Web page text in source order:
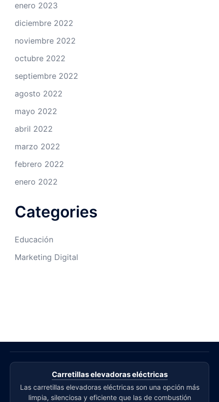
enero 2023
diciembre 2022
noviembre 2022
octubre 2022
septiembre 2022
agosto 2022
mayo 2022
abril 2022
marzo 2022
febrero 2022
enero 2022
Categories
Educación
Marketing Digital
Carretillas elevadoras eléctricas
Las carretillas elevadoras eléctricas son una opción más
limpia, silenciosa y eficiente que las de combustión